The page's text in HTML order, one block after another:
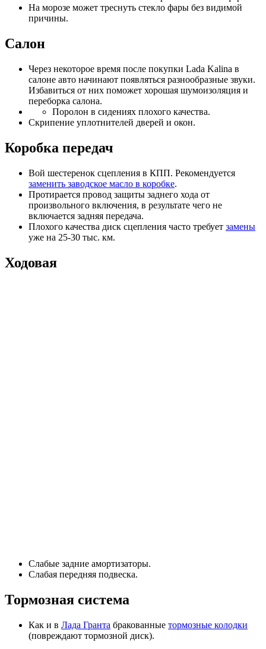
На морозе может треснуть стекло фары без видимой
причины.
Салон
Через некоторое время после покупки Lada Kalina в
салоне авто начинают появляться разнообразные звуки.
Избавиться от них поможет хорошая шумоизоляция и
переборка салона.
Поролон в сидениях плохого качества.
Скрипение уплотнителей дверей и окон.
Коробка передач
Вой шестеренок сцепления в КПП. Рекомендуется
заменить заводское масло в коробке.
Протирается провод защиты заднего хода от
произвольного включения, в результате чего не
включается задняя передача.
Плохого качества диск сцепления часто требует замены
уже на 25-30 тыс. км.
Ходовая
Слабые задние амортизаторы.
Слабая передняя подвеска.
Тормозная система
Как и в Лада Гранта бракованные тормозные колодки
(повреждают тормозной диск).